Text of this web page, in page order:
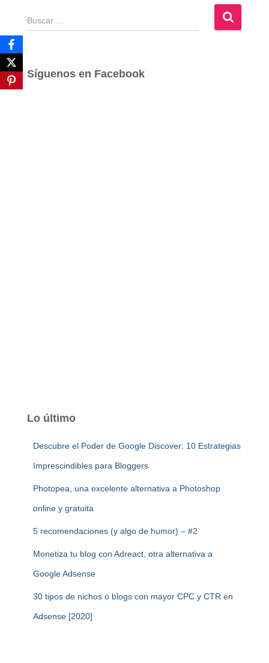
B
u
a
Síguenos en Facebook
Lo último
Descubre el Poder de Google Discover: 10 Estrategias
Imprescindibles para Bloggers
Photopea, una excelente alternativa a Photoshop
online y gratuita
5 recomendaciones (y algo de humor) – #2
Monetiza tu blog con Adreact, otra alternativa a
Google Adsense
30 tipos de nichos o blogs con mayor CPC y CTR en
Adsense [2020]